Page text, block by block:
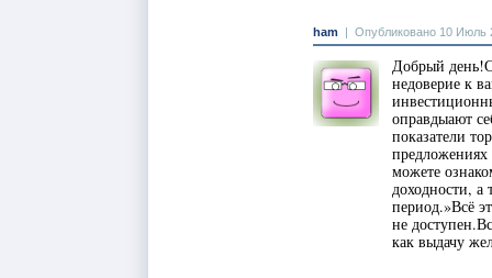
ham Опубликовано 10 Июль
Добрый
недоверие к
оправдыают
показатели
можете
доходности, а
период.»Всё
не
как выдачу